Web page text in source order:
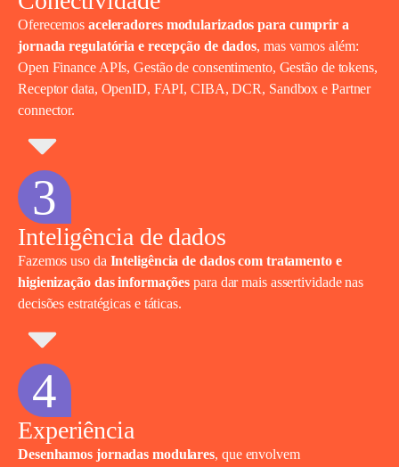
Oferecemos aceleradores modularizados para cumprir a
jornada regulatória e recepção de dados, mas vamos além:
Open Finance APIs, Gestão de consentimento, Gestão de tokens,
Receptor data, OpenID, FAPI, CIBA, DCR, Sandbox e Partner
connector.
3
Inteligência de dados
Fazemos uso da Inteligência de dados com tratamento e
higienização das informações para dar mais assertividade nas
decisões estratégicas e táticas.
4
Experiência
Desenhamos jornadas modulares, que envolvem